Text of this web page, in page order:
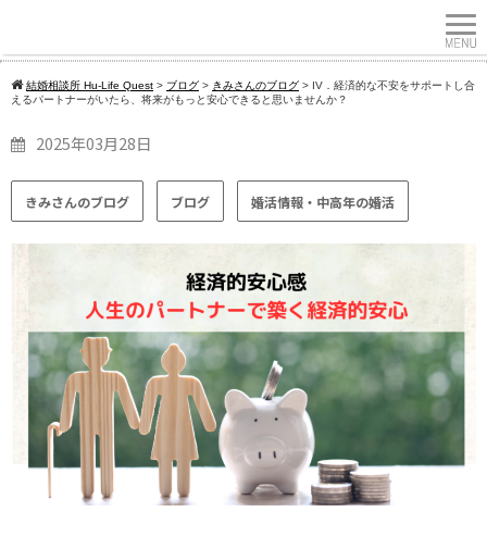
結婚相談所 Hu-Life Quest > ブログ > きみさんのブログ > IV．経済的な不安をサポートし合
えるパートナーがいたら、将来がもっと安心できると思いませんか？
2025年03月28日
きみさんのブログ ブログ 婚活情報・中高年の婚活